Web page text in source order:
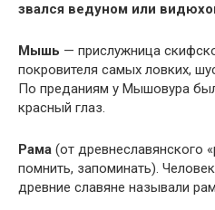
звался ведуном или
Мышь — прислужница
покровителя самых ловких,
По преданиям у Мышовура
красный глаз.
Рама (от древнеславянского
помнить, запоминать).
древние славяне называли